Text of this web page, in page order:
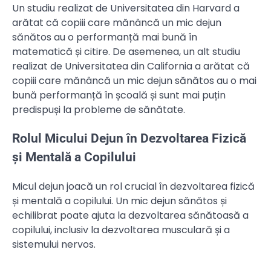
Un studiu realizat de Universitatea din Harvard a
arătat că copiii care mănâncă un mic dejun
sănătos au o performanță mai bună în
matematică și citire. De asemenea, un alt studiu
realizat de Universitatea din California a arătat că
copiii care mănâncă un mic dejun sănătos au o mai
bună performanță în școală și sunt mai puțin
predispuși la probleme de sănătate.
Rolul Micului Dejun în Dezvoltarea Fizică
și Mentală a Copilului
Micul dejun joacă un rol crucial în dezvoltarea fizică
și mentală a copilului. Un mic dejun sănătos și
echilibrat poate ajuta la dezvoltarea sănătoasă a
copilului, inclusiv la dezvoltarea musculară și a
sistemului nervos.